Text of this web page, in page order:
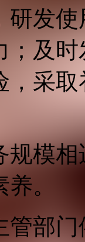
研发
；及
，采
规模
。
管部